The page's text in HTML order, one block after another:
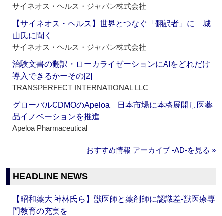
サイネオス・ヘルス・ジャパン株式会社
【サイネオス・ヘルス】世界とつなぐ「翻訳者」に 城
山氏に聞く
サイネオス・ヘルス・ジャパン株式会社
治験文書の翻訳・ローカライゼーションにAIをどれだけ
導入できるかーその[2]
TRANSPERFECT INTERNATIONAL LLC
グローバルCDMOのApeloa、日本市場に本格展開し医薬
品イノベーションを推進
Apeloa Pharmaceutical
おすすめ情報 アーカイブ ‐AD‐を見る »
HEADLINE NEWS
【昭和薬大 神林氏ら】獣医師と薬剤師に認識差‐獣医療専
門教育の充実を